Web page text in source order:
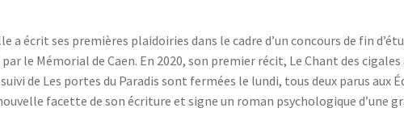
a écrit ses premières plaidoiries dans le cadre d’un concours de fin
le Mémorial de Caen. En 2020, son premier récit, Le Chant des
de Les portes du Paradis sont fermées le lundi, tous deux parus aux
facette de son écriture et signe un roman psychologique d’une